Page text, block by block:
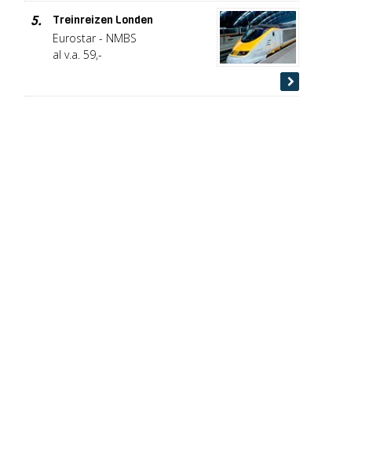
5.
Treinreizen Londen
Eurostar - NMBS
al v.a. 59,-